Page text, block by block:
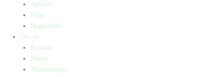
Artikler
Blog
Bogtrailere
Om os
Kontakt
Presse
Manuskripter